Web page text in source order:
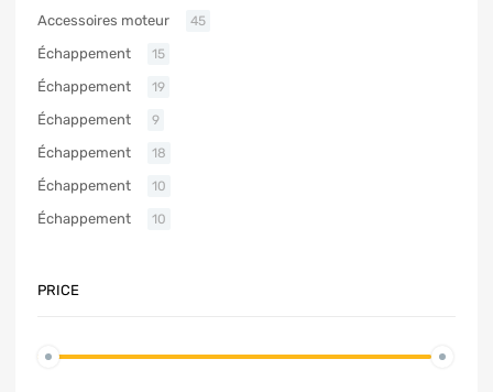
Accessoires moteur 45
Échappement 15
Échappement 19
Échappement 9
Échappement 18
Échappement 10
Échappement 10
PRICE